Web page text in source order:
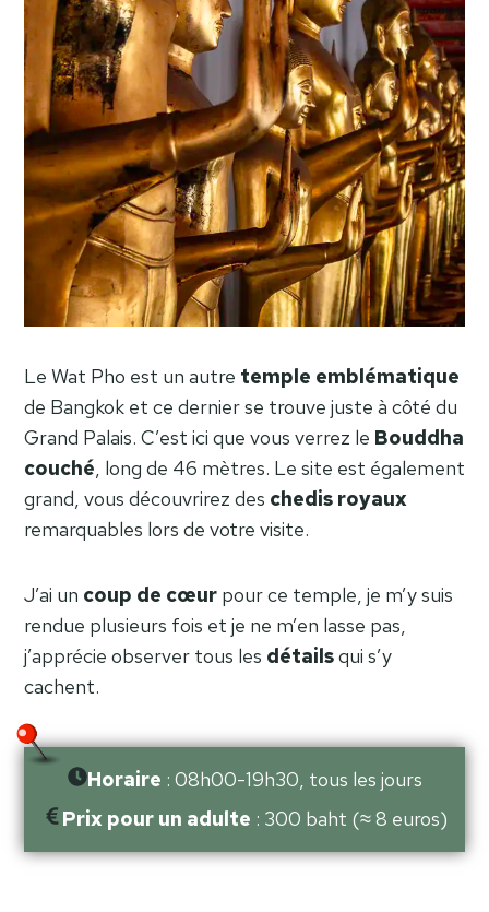
Le Wat Pho est un autre temple emblématique
de Bangkok et ce dernier se trouve juste à côté du
Grand Palais. C’est ici que vous verrez le Bouddha
couché, long de 46 mètres. Le site est également
grand, vous découvrirez des chedis royaux
remarquables lors de votre visite.
J’ai un coup de cœur pour ce temple, je m’y suis
rendue plusieurs fois et je ne m’en lasse pas,
j’apprécie observer tous les détailsqui s’y
cachent.
Horaire : 08h00-19h30, tous les jours
Prix pour un adulte : 300 baht (≈ 8 euros)